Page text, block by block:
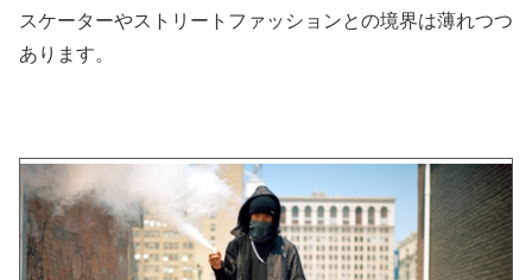
スケーターやストリートファッションとの境界は薄れつつ
あります。